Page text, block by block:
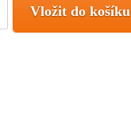
Vložit do košíku